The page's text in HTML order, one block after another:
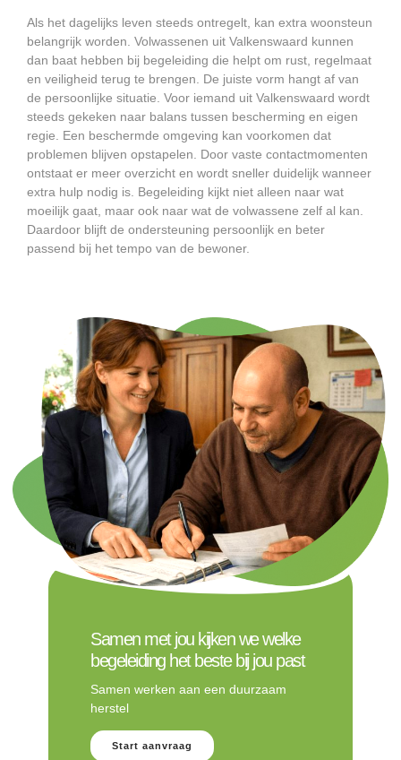
Als het dagelijks leven steeds ontregelt, kan extra woonsteun
belangrijk worden. Volwassenen uit Valkenswaard kunnen
dan baat hebben bij begeleiding die helpt om rust, regelmaat
en veiligheid terug te brengen. De juiste vorm hangt af van
de persoonlijke situatie. Voor iemand uit Valkenswaard wordt
steeds gekeken naar balans tussen bescherming en eigen
regie. Een beschermde omgeving kan voorkomen dat
problemen blijven opstapelen. Door vaste contactmomenten
ontstaat er meer overzicht en wordt sneller duidelijk wanneer
extra hulp nodig is. Begeleiding kijkt niet alleen naar wat
moeilijk gaat, maar ook naar wat de volwassene zelf al kan.
Daardoor blijft de ondersteuning persoonlijk en beter
passend bij het tempo van de bewoner.
Samen met jou kijken we welke
begeleiding het beste bij jou past
Samen werken aan een duurzaam
herstel
Start aanvraag